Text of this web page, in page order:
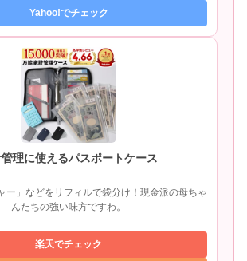
Yahoo!でチェック
理に使えるパスポートケース
ー」などをリフィルで袋分け！現金派の母ちゃ
んたちの強い味方ですわ。
楽天でチェック